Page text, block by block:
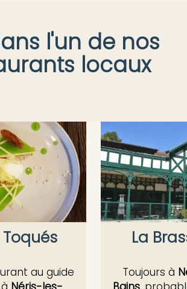
l'un de nos
locaux
au guide
La
Toujours à